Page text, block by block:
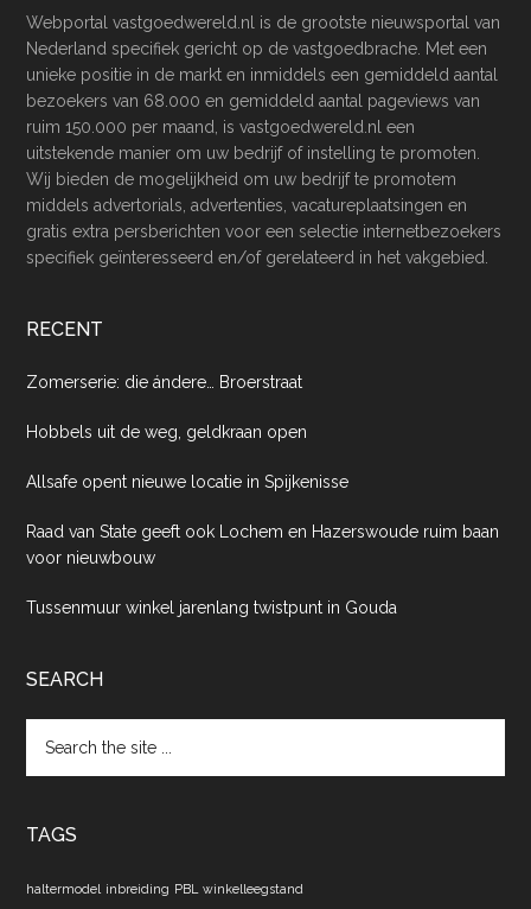
Webportal vastgoedwereld.nl is de grootste nieuwsportal van
Nederland specifiek gericht op de vastgoedbrache. Met een
unieke positie in de markt en inmiddels een gemiddeld aantal
bezoekers van 68.000 en gemiddeld aantal pageviews van
ruim 150.000 per maand, is vastgoedwereld.nl een
uitstekende manier om uw bedrijf of instelling te promoten.
Wij bieden de mogelijkheid om uw bedrijf te promotem
middels advertorials, advertenties, vacatureplaatsingen en
gratis extra persberichten voor een selectie internetbezoekers
specifiek geïnteresseerd en/of gerelateerd in het vakgebied.
RECENT
Zomerserie: die ándere… Broerstraat
Hobbels uit de weg, geldkraan open
Allsafe opent nieuwe locatie in Spijkenisse
Raad van State geeft ook Lochem en Hazerswoude ruim baan
voor nieuwbouw
Tussenmuur winkel jarenlang twistpunt in Gouda
SEARCH
the
TAGS
haltermodel inbreiding PBL winkelleegstand